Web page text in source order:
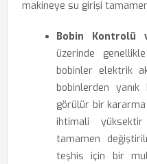
makineye su girişi
Bobin Kontrolü
üzerinde
bobinler elektrik
bobinlerden
görülür bir
ihtimali
tamamen
teşhis için bir